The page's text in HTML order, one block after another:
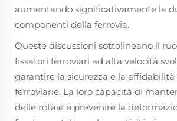
aumentando significativamente la
componenti della ferrovia.
Queste discussioni sottolineano il
fissatori ferroviari ad alta velocità
garantire la sicurezza e la
ferroviarie. La loro capacità di
delle rotaie e prevenire la